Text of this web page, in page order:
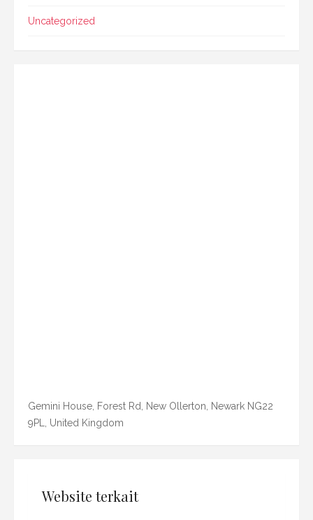
Uncategorized
Gemini House, Forest Rd, New Ollerton, Newark NG22
9PL, United Kingdom
Website terkait